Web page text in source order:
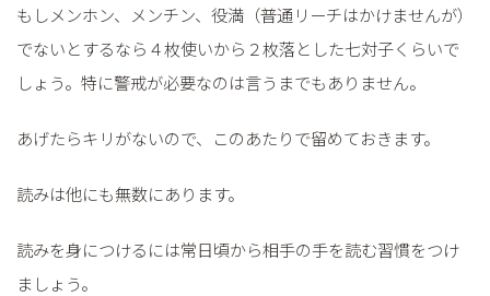
もしメンホン、メンチン、役満（普通リーチはかけませんが）
でないとするなら４枚使いから２枚落とした七対子くらいで
しょう。特に警戒が必要なのは言うまでもありません。
あげたらキリがないので、このあたりで留めておきます。
読みは他にも無数にあります。
読みを身につけるには常日頃から相手の手を読む習慣をつけ
ましょう。